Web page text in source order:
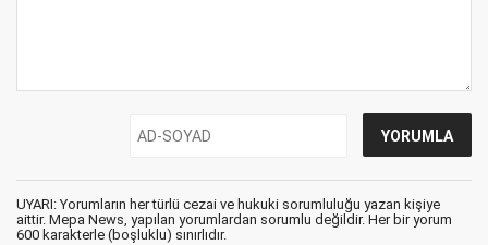
UYARI: Yorumların her türlü cezai ve hukuki sorumluluğu yazan kişiye
aittir. Mepa News, yapılan yorumlardan sorumlu değildir. Her bir yorum
600 karakterle (boşluklu) sınırlıdır.